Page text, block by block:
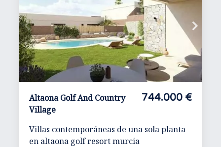
Altaona Golf And Country
Village
744.000 €
Villas contemporáneas de una sola planta
en altaona golf resort murcia